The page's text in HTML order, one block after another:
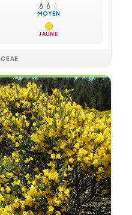
💧 💧 💧
MOYEN
JAUNE